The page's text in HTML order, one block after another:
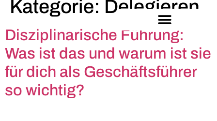
Kategorie: Delegieren
Disziplinarische Führung:
Was ist das und warum ist sie
für dich als Geschäftsführer
so wichtig?